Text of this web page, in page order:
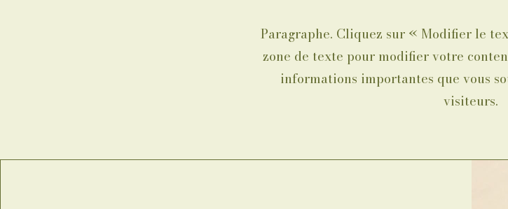
Paragraphe. Cliquez sur « Modifier le
zone de texte pour modifier votre
informations importantes que vous
visiteurs.